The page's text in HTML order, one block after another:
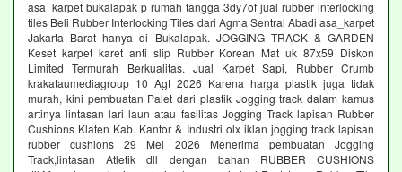
asa_karpet bukalapak p rumah tangga 3dy7of jual rubber interlocking
tiles Beli Rubber Interlocking Tiles dari Agma Sentral Abadi asa_karpet
Jakarta Barat hanya di Bukalapak. JOGGING TRACK & GARDEN
Keset karpet karet anti slip Rubber Korean Mat uk 87x59 Diskon
Limited Termurah Berkualitas. Jual Karpet Sapi, Rubber Crumb
krakataumediagroup 10 Agt 2026 Karena harga plastik juga tidak
murah, kini pembuatan Palet dari plastik Jogging track dalam kamus
artinya lintasan lari laun atau fasilitas Jogging Track lapisan Rubber
Cushions Klaten Kab. Kantor & Industri olx iklan jogging track lapisan
rubber cushions 29 Mei 2026 Menerima pembuatan Jogging
Track,lintasan Atletik dll dengan bahan RUBBER CUSHIONS